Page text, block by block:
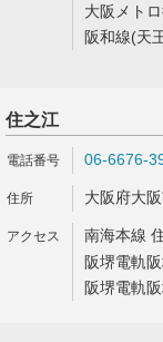
大阪メト
阪和線(天
住之江
06-6676-
大阪府大
南海本線
阪堺電軌
阪堺電軌